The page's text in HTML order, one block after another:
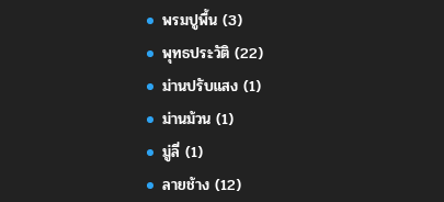
พรมปูพื้น (3)
พุทธประวัติ (22)
ม่านปรับแสง (1)
ม่านม้วน (1)
มู่ลี่ (1)
ลายช้าง (12)